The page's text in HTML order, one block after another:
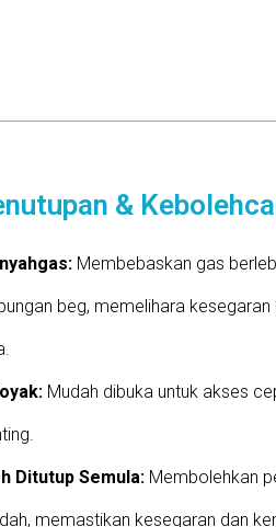
&
Membebaskan gas
beg, memelihara
Mudah dibuka untuk akses
Ditutup Semula: Membolehkan
memastikan kesegaran dan